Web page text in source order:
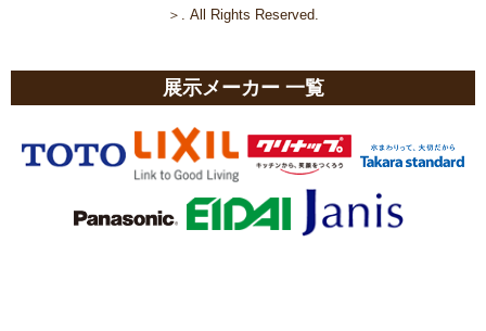
＞. All Rights Reserved.
展示メーカー 一覧